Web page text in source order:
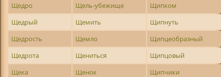
Щедро
Щель-убежище
Щипком
Щедрый
Щемить
Щипнуть
Щедрость
Щемло
Щипцеобразный
Щедрота
Щениться
Щипцовый
Щека
Щенок
Щипчики